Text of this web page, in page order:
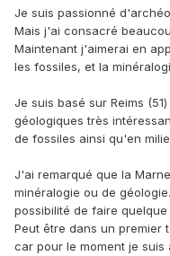
Je suis passionné
Mais j'ai consacré
Maintenant j'aimerai en
les fossiles, et la
Je suis basé sur Reims
géologiques très
de fossiles ainsi qu'en
J'ai remarqué que la
minéralogie ou de
possibilité de faire quelque
Peut être dans un premier
car pour le moment je